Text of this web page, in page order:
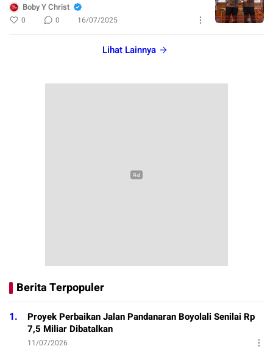
Boby Y Christ
0 0 16/07/2025
Lihat Lainnya
Berita Terpopuler
1.
Proyek Perbaikan Jalan Pandanaran Boyolali Senilai Rp
7,5 Miliar Dibatalkan
11/07/2026